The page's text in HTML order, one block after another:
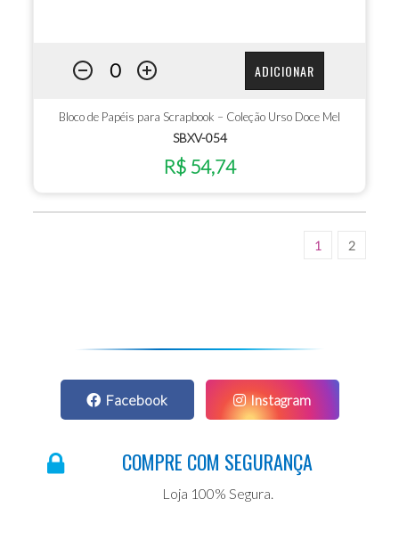
ADICIONAR
Bloco de Papéis para Scrapbook – Coleção Urso Doce Mel
SBXV-054
R$ 54,74
1 2
Facebook Instagram
COMPRE COM SEGURANÇA
Loja 100% Segura.